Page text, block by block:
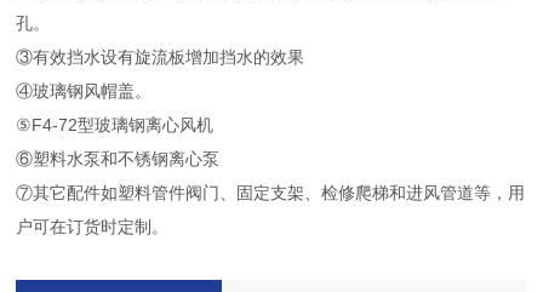
孔。
③有效挡水设有旋流板增加挡水的效果
④玻璃钢风帽盖。
⑤F4-72型玻璃钢离心风机
⑥塑料水泵和不锈钢离心泵
⑦其它配件如塑料管件阀门、固定支架、检修爬梯和进风管道等，用
户可在订货时定制。